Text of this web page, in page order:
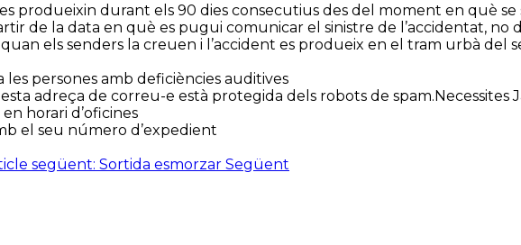
produeixin durant els 90 dies consecutius des del moment en què se
de la data en què es pugui comunicar el sinistre de l’accidentat, no
els senders la creuen i l’accident es produeix en el tram urbà del
les persones amb deficiències auditives
adreça de correu-e està protegida dels robots de spam.Necessites
horari d’oficines
el seu número d’expedient
següent: Sortida esmorzar Següent